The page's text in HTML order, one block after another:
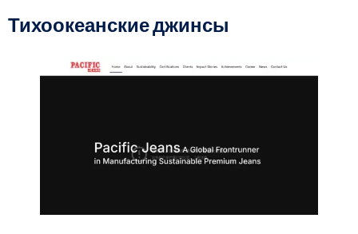
Тихоокеанские джинсы